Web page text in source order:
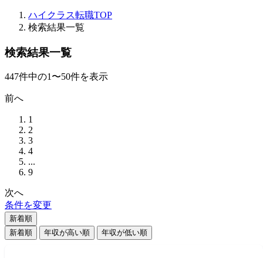
ハイクラス転職TOP
検索結果一覧
検索結果一覧
447件中の1〜50件を表示
前へ
1
2
3
4
...
9
次へ
条件を変更
新着順
新着順
年収が高い順 年収が低い順